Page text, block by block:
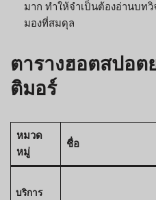
มาก ทำให้จำเป็นต้องอ่านบท
มองที่สมดุล
ตารางฮอตสปอ
ติมอร์
หมวด
หมู่
ชื่อ
บริการ